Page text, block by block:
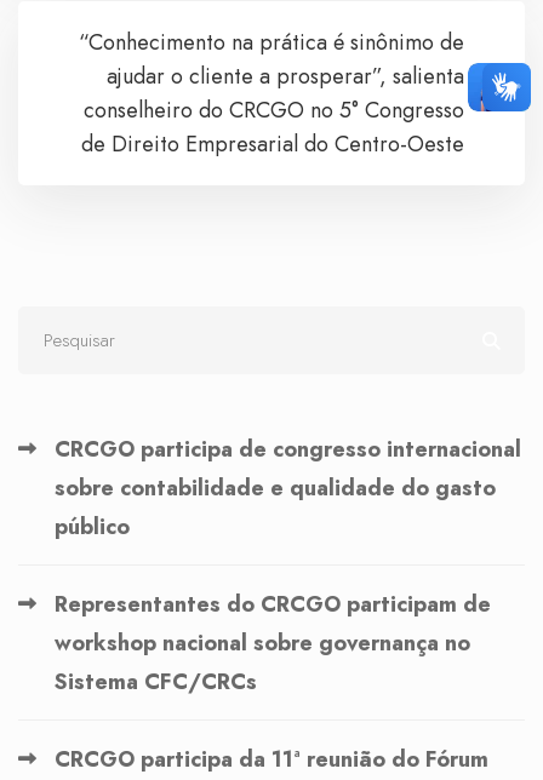
“Conhecimento na prática é sinônimo de
ajudar o cliente a prosperar”, salienta
conselheiro do CRCGO no 5° Congresso
de Direito Empresarial do Centro-Oeste
CRCGO participa de congresso internacional
sobre contabilidade e qualidade do gasto
público
Representantes do CRCGO participam de
workshop nacional sobre governança no
Sistema CFC/CRCs
CRCGO participa da 11ª reunião do Fórum